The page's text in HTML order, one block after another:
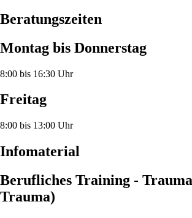
Beratungszeiten
Montag bis Donnerstag
8:00 bis 16:30 Uhr
Freitag
8:00 bis 13:00 Uhr
Infomaterial
Berufliches Training -
Trauma)